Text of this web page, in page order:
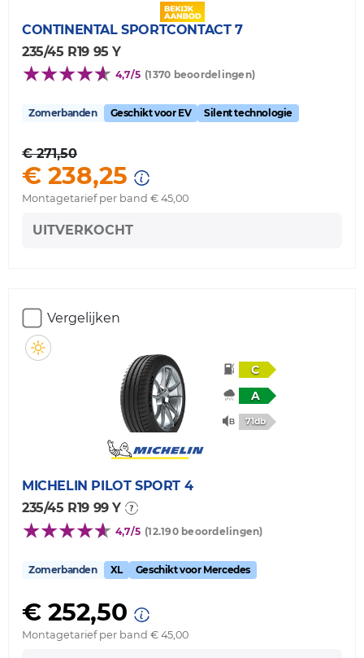
CONTINENTAL SPORTCONTACT 7
235/45 R19 95 Y
4,7/5 (1370 beoordelingen)
Zomerbanden Geschikt voor EV Silent technologie
€ 271,50
€ 238,25
Montagetarief per band € 45,00
UITVERKOCHT
Vergelijken
C
A
71db
MICHELIN PILOT SPORT 4
235/45 R19 99 Y
4,7/5 (12.190 beoordelingen)
Zomerbanden XL Geschikt voor Mercedes
€ 252,50
Montagetarief per band € 45,00